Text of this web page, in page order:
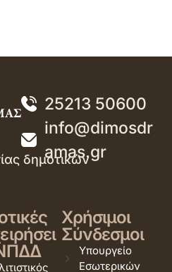
25213 50600
info@dimosdr
amas.gr
δημοτικών
Χρήσιμοι
Σύνδεσμοι
Υπουργείο
Εσωτερικών